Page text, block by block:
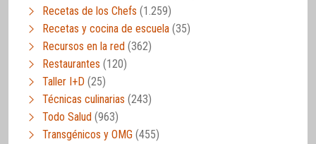
Recetas de los Chefs (1.259)
Recetas y cocina de escuela (35)
Recursos en la red (362)
Restaurantes (120)
Taller I+D (25)
Técnicas culinarias (243)
Todo Salud (963)
Transgénicos y OMG (455)